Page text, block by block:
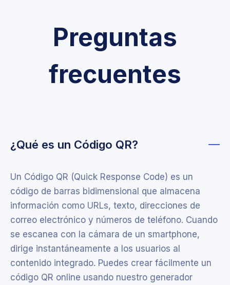
Preguntas
frecuentes
¿Qué es un Código QR?
Un Código QR (Quick Response Code) es un
código de barras bidimensional que almacena
información como URLs, texto, direcciones de
correo electrónico y números de teléfono. Cuando
se escanea con la cámara de un smartphone,
dirige instantáneamente a los usuarios al
contenido integrado. Puedes crear fácilmente un
código QR online usando nuestro generador